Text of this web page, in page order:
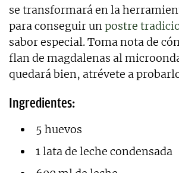
se transformará en la
para conseguir un postre
sabor especial. Toma nota de
flan de magdalenas al
quedará bien, atrévete a
Ingredientes:
5 huevos
1 lata de leche condensada